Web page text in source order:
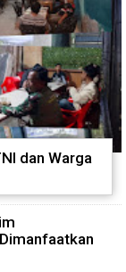
dan Warga